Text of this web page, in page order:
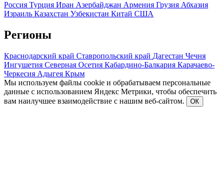
Россия Турция Иран Азербайджан Армения Грузия Абхазия
Израиль Казахстан Узбекистан Китай США
Регионы
Краснодарский край Ставропольский край Дагестан Чечня
Ингушетия Северная Осетия Кабардино-Балкария Карачаево-
Черкесия Адыгея Крым
Мы используем файлы cookie и обрабатываем персональные
данные с использованием Яндекс Метрики, чтобы обеспечить
вам наилучшее взаимодействие с нашим веб-сайтом.
ОК